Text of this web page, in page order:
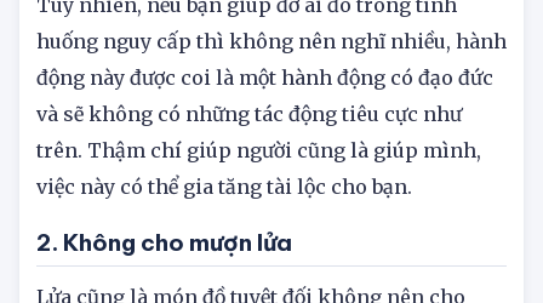
Tuy nhiên, nếu bạn giúp đỡ ai đó trong tình
huống nguy cấp thì không nên nghĩ nhiều, hành
động này được coi là một hành động có đạo đức
và sẽ không có những tác động tiêu cực như
trên. Thậm chí giúp người cũng là giúp mình,
việc này có thể gia tăng tài lộc cho bạn.
2. Không cho mượn lửa